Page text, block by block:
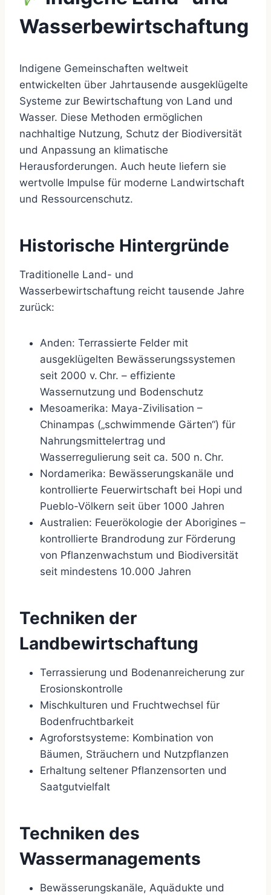
Wasserbewirtschaftung
Indigene Gemeinschaften weltweit
entwickelten über Jahrtausende ausgeklügelte
Systeme zur Bewirtschaftung von Land und
Wasser. Diese Methoden ermöglichen
nachhaltige Nutzung, Schutz der Biodiversität
und Anpassung an klimatische
Herausforderungen. Auch heute liefern sie
wertvolle Impulse für moderne Landwirtschaft
und Ressourcenschutz.
Historische Hintergründe
Traditionelle Land- und
Wasserbewirtschaftung reicht tausende Jahre
zurück:
Anden: Terrassierte Felder mit
ausgeklügelten Bewässerungssystemen
seit 2000 v. Chr. – effiziente
Wassernutzung und Bodenschutz
Mesoamerika: Maya-Zivilisation –
Chinampas („schwimmende Gärten“) für
Nahrungsmittelertrag und
Wasserregulierung seit ca. 500 n. Chr.
Nordamerika: Bewässerungskanäle und
kontrollierte Feuerwirtschaft bei Hopi und
Pueblo-Völkern seit über 1000 Jahren
Australien: Feuerökologie der Aborigines –
kontrollierte Brandrodung zur Förderung
von Pflanzenwachstum und Biodiversität
seit mindestens 10.000 Jahren
Techniken der
Landbewirtschaftung
Terrassierung und Bodenanreicherung zur
Erosionskontrolle
Mischkulturen und Fruchtwechsel für
Bodenfruchtbarkeit
Agroforstsysteme: Kombination von
Bäumen, Sträuchern und Nutzpflanzen
Erhaltung seltener Pflanzensorten und
Saatgutvielfalt
Techniken des
Wassermanagements
Bewässerungskanäle, Aquädukte und